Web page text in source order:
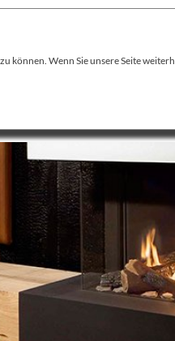
können. Wenn Sie unsere Seite
Stamminger